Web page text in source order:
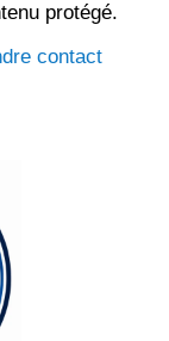
protégé.
contact